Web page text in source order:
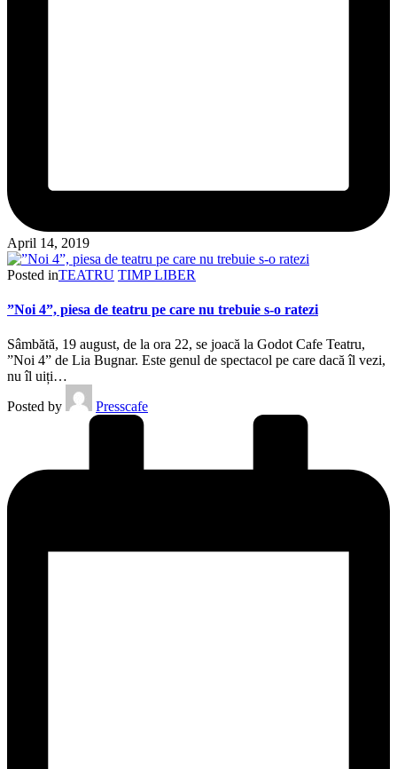
April 14, 2019
Posted inTEATRU TIMP LIBER
”Noi 4”, piesa de teatru pe care nu trebuie s-o ratezi
Sâmbătă, 19 august, de la ora 22, se joacă la Godot Cafe Teatru,
”Noi 4” de Lia Bugnar. Este genul de spectacol pe care dacă îl vezi,
nu îl uiți…
Posted by
Presscafe